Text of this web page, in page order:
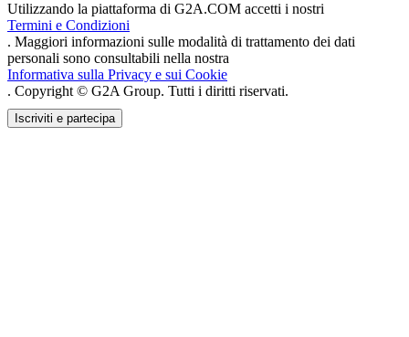
Utilizzando la piattaforma di G2A.COM accetti i nostri
Termini e Condizioni
. Maggiori informazioni sulle modalità di trattamento dei dati
personali sono consultabili nella nostra
Informativa sulla Privacy e sui Cookie
. Copyright © G2A Group. Tutti i diritti riservati.
Iscriviti e partecipa